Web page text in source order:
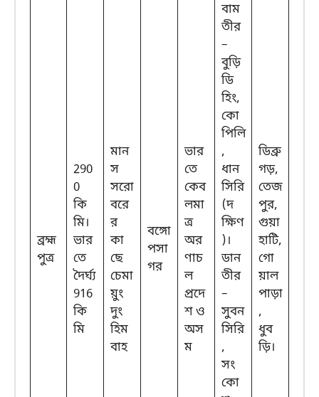
ব্রহ্ম
পুত্র
290
0
কি
মি।
ভার
তে
দৈর্ঘ্য
916
কি
মি
মান
স
সরো
বরে
র
কা
ছে
চেমা
য়ুং
দুং
হিম
বাহ
বঙ্গো
পসা
গর
ভার
তে
কেব
লমা
ত্র
অর
ণাচ
ল
প্রদে
শ ও
অস
ম
বাম
তীর
–
বুড়ি
ডি
হিং,
কো
পিলি
,
ধান
সিরি
(দ
ক্ষিণ
)।
ডান
তীর
–
সুবন
সিরি
,
সং
কো
ডিব্রু
গড়,
তেজ
পুর,
গুয়া
হাটি,
গো
য়াল
পাড়া
,
ধুব
ড়ি।